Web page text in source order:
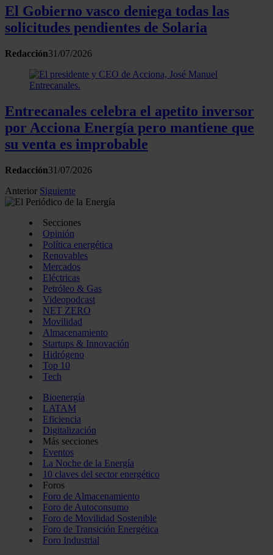
El Gobierno vasco deniega todas las
solicitudes pendientes de Solaria
Redacción31/07/2026
Entrecanales celebra el apetito inversor
por Acciona Energía pero mantiene que
su venta es improbable
Redacción31/07/2026
Anterior Siguiente
Secciones
Opinión
Política energética
Renovables
Mercados
Eléctricas
Petróleo & Gas
Videopodcast
NET ZERO
Movilidad
Almacenamiento
Startups & Innovación
Hidrógeno
Top 10
Tech
Bioenergía
LATAM
Eficiencia
Digitalización
Más secciones
Eventos
La Noche de la Energía
10 claves del sector energético
Foros
Foro de Almacenamiento
Foro de Autoconsumo
Foro de Movilidad Sostenible
Foro de Transición Energética
Foro Industrial